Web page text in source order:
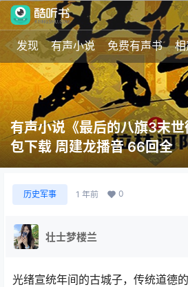
发现 有声小说 免费有声书
有声小说《最后的八旗3末
包下载 周建龙播音 66回全
历史军事 1 年前 0
壮士梦楼兰
光绪宣统年间的古城子，传统道德